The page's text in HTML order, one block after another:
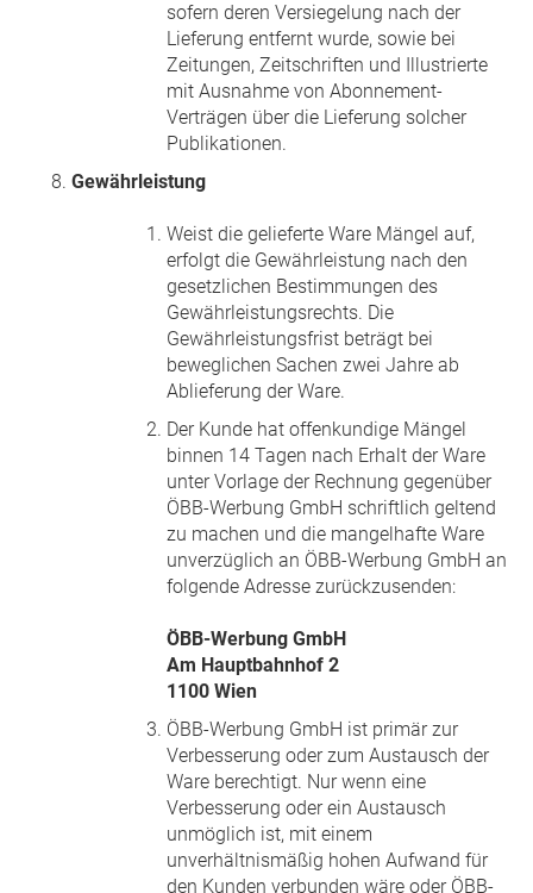
sofern deren Versiegelung nach der
Lieferung entfernt wurde, sowie bei
Zeitungen, Zeitschriften und Illustrierte
mit Ausnahme von Abonnement-
Verträgen über die Lieferung solcher
Publikationen.
Gewährleistung
Weist die gelieferte Ware Mängel auf,
erfolgt die Gewährleistung nach den
gesetzlichen Bestimmungen des
Gewährleistungsrechts. Die
Gewährleistungsfrist beträgt bei
beweglichen Sachen zwei Jahre ab
Ablieferung der Ware.
Der Kunde hat offenkundige Mängel
binnen 14 Tagen nach Erhalt der Ware
unter Vorlage der Rechnung gegenüber
ÖBB-Werbung GmbH schriftlich geltend
zu machen und die mangelhafte Ware
unverzüglich an ÖBB-Werbung GmbH an
folgende Adresse zurückzusenden:
ÖBB-Werbung GmbH
Am Hauptbahnhof 2
1100 Wien
ÖBB-Werbung GmbH ist primär zur
Verbesserung oder zum Austausch der
Ware berechtigt. Nur wenn eine
Verbesserung oder ein Austausch
unmöglich ist, mit einem
unverhältnismäßig hohen Aufwand für
den Kunden verbunden wäre oder ÖBB-